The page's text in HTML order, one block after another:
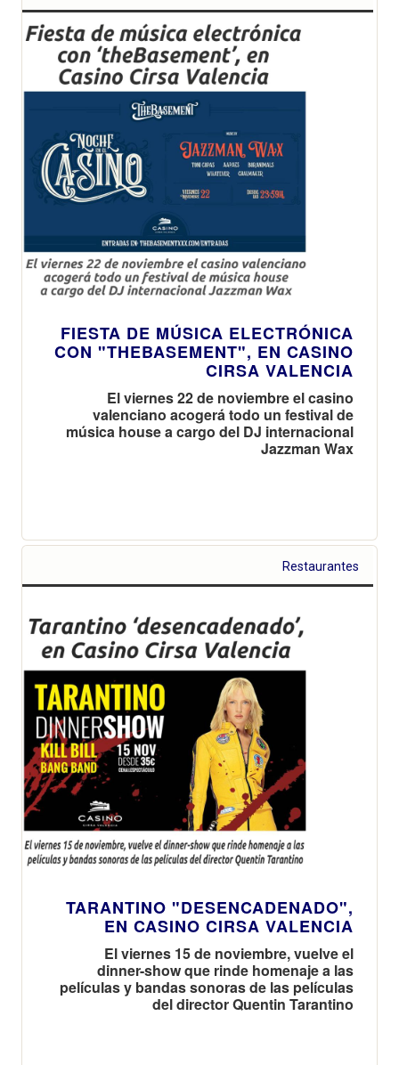
FIESTA DE MÚSICA ELECTRÓNICA
CON "THEBASEMENT", EN CASINO
CIRSA VALENCIA
El viernes 22 de noviembre el casino
valenciano acogerá todo un festival de
música house a cargo del DJ internacional
Jazzman Wax
Restaurantes
TARANTINO "DESENCADENADO",
EN CASINO CIRSA VALENCIA
El viernes 15 de noviembre, vuelve el
dinner-show que rinde homenaje a las
películas y bandas sonoras de las películas
del director Quentin Tarantino